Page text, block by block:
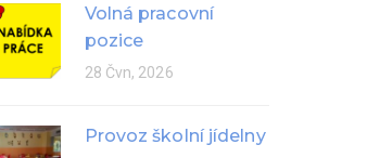
Volná pracovní
pozice
28 Čvn, 2026
Provoz školní jídelny